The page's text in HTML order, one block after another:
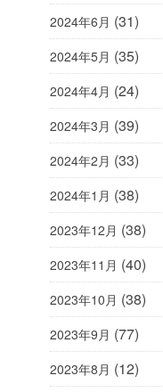
2024年6月 (31)
2024年5月 (35)
2024年4月 (24)
2024年3月 (39)
2024年2月 (33)
2024年1月 (38)
2023年12月 (38)
2023年11月 (40)
2023年10月 (38)
2023年9月 (77)
2023年8月 (12)